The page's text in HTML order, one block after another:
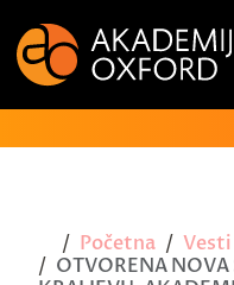
Početna
Vesti
OTVORENA NOVA